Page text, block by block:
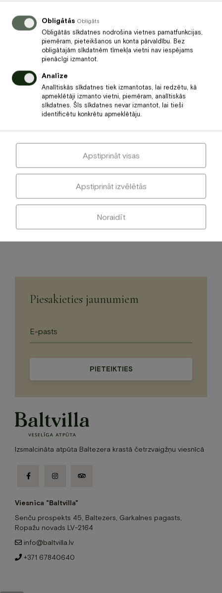
• Klasiskie liellopa gaļas salāti ar pašu gatavotu majonēzi
• Valdorfa salāti ar āboliem, seleriju un kūpinātu vistu
• Marinēta zandarta fileja ar sezonas dārzeņiem
• Lašmaizītes ar putotu diļļu krēmu un citronu
• Olu pusītes, pildītas ar sarkanajiem ikriem un tartara mērci
• Cūkgaļas terīne ar melnajām lēcām un dārzeņiem,
pasniegta ar mārrutku mērci
• Latvijas sieru izlase
Ērti un vienkārši pasūtīt ēdienus
Daudzums 460 g / 1 pers.
Minimālais pasūtījums sākot no 6 personām.
Vairāk kā 40 pers. lūgums pasūtīt 48 h iepriekš!
Uzkodu galds būs piemērots vakariņu (vai pusdienu)
sākumam vai pasēdēšanai vakarā gaitā.
Bezmaksas piegāde pasūtījumam no 200 €.
Piesakieties jaunumiem
Izsmalcināta atpūta Baltezera krastā četrzvaigžņu viesnīcā
facebook-instagramtripadvisor
Viesnīca "Baltvilla"
Senču prospekts 45, Baltezers, Garkalnes pagasts,
Ropažu novads LV-2164
info@baltvilla.lv
+371 67840640
Obligātās Obligāts
Obligātās sīkdatnes nodrošina vietnes pamatfunkcijas,
piemēram, pieteikšanos un konta pārvaldību. Bez
obligātajām sīkdatnēm tīmekļa vietni nav iespējams
pienācīgi izmantot.
Analīze
Analītiskās sīkdatnes tiek izmantotas, lai redzētu, kā
apmeklētāji izmanto vietni, piemēram, analītiskās
sīkdatnes. Šīs sīkdatnes nevar izmantot, lai tieši
identificētu konkrētu apmeklētāju.
Noraidīt
Apstiprināt izvēlētās
Apstiprināt visas